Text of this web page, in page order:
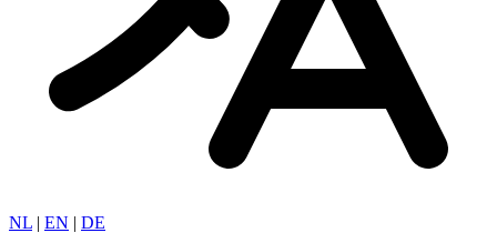
NL | EN | DE